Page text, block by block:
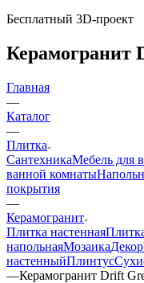
Бесплатный 3D-проект
Керамогранит
Главная
—
Каталог
—
Плитка
СантехникаМебель для
ванной комнаты
покрытия
—
Керамогранит
Плитка настенная
напольнаяМозаикаДекор
настенныйПлинтус
—Керамогранит Drift